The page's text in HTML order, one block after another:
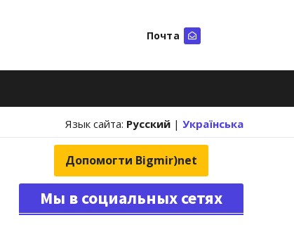
Почта
Язык сайта: Русский | Українська
Допомогти Bigmir)net
Мы в социальных сетях